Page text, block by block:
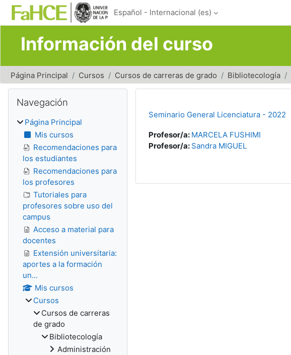
Salta al contenido principal
Español - Internacional ‎(es)‎
Información del curso
Página Principal Cursos Cursos de carreras de grado Bibliotecología
Seminario General Licenciatura - 2022
Profesor/a: MARCELA FUSHIMI
Profesor/a: Sandra MIGUEL
Bloques
Navegación
Página Principal
Mis cursos
Recomendaciones para
los estudiantes
Recomendaciones para
los profesores
Tutoriales para
profesores sobre uso del
campus
Acceso a material para
docentes
Extensión universitaria:
aportes a la formación
un...
Mis cursos
Cursos
Cursos de carreras
de grado
Bibliotecología
Administración